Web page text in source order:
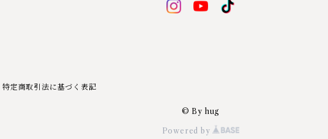
特定商取引法に基づく表記
© By hug
Powered by